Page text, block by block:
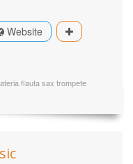
Website
flauta sax trompete